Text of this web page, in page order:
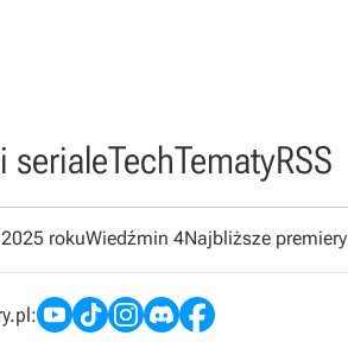
serialeTechTematyRSS
rokuWiedźmin 4Najbliższe premiery